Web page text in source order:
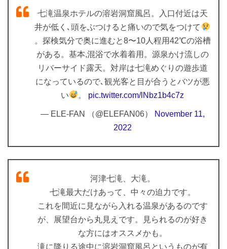
七滝温泉ホテルの溶岩洞窟風呂。入口付近は天
井が低く､頭をぶつけると痛いので気をつけて
。探検気分で奥に進むと8〜10人程用42℃の浴槽
がある。基本,混浴で水着着用。源泉かけ流しの
リバーサイド露天。対岸は七滝めぐりの遊歩道
になっているので､観光客と目が合うとバツが悪
い
。 pic.twitter.com/lNbz1b4c7z
— ELE-FAN （@ELEFAN06）
November 11,
2022
河津七滝、大滝。
七滝最大だけあって、中々の迫力です。
これを間近に見ながら入れる温泉があるのです
が、展望台から丸見えです。見られるのが好き
な方にはオススメかも。
滝に降りる途中に溶岩洞窟風呂というものが有